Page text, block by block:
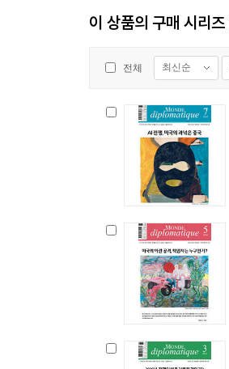
이 상품의 구매 시리즈
전체 최신순